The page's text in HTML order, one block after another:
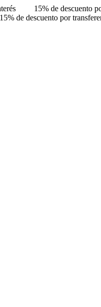
15% de descuento
15% de descuento por